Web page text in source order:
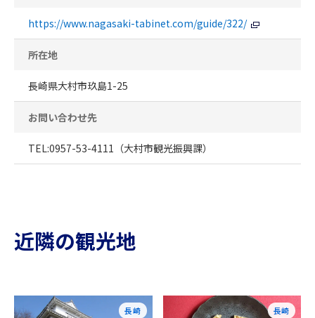
https://www.nagasaki-tabinet.com/guide/322/
所在地
長崎県大村市玖島1-25
お問い合わせ先
TEL:0957-53-4111（大村市観光振興課）
近隣の観光地
長崎 長崎